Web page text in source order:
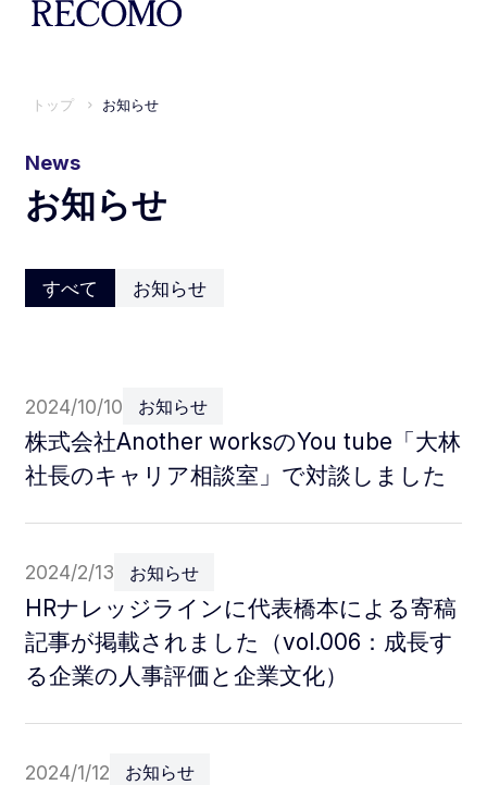
トップ お知らせ
News
お知らせ
すべて お知らせ
2024/10/10 お知らせ
株式会社Another worksのYou tube「大林
社長のキャリア相談室」で対談しました
2024/2/13 お知らせ
HRナレッジラインに代表橋本による寄稿
記事が掲載されました（vol.006：成長す
る企業の人事評価と企業文化）
2024/1/12 お知らせ